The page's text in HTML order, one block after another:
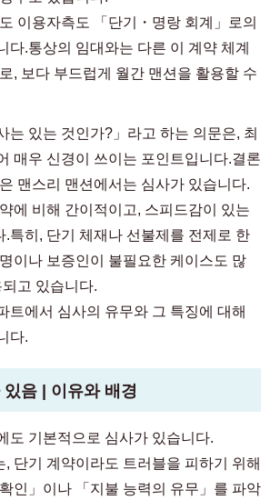
이용자측도 「단기・명랑 회계」로의
다.통상의 임대와는 다른 이 계약 체계
, 보다 부드럽게 월간 맨션을 활용할 수
는 있는 것인가?」라고 하는 의문은, 최
매우 신경이 쓰이는 포인트입니다.결론
맨스리 맨션에서는 심사가 있습니다.
에 비해 간이적이고, 스피드감이 있는
.특히, 단기 체재나 선불제를 전제로 한
이나 보증인이 불필요한 케이스도 많
고 있습니다.
트에서 심사의 유무와 그 특징에 대해
다.
음 | 이유와 배경
도 기본적으로 심사가 있습니다.
단기 계약이라도 트러블을 피하기 위해
인」이나 「지불 능력의 유무」를 파악